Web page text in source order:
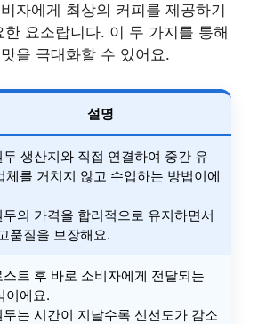
자에게 최상의 커피를 제공하기
요소랍니다. 이 두 가지를 통해
을 극대화할 수 있어요.
설명
두 생산지와 직접 연결하여 중간 유
체를 거치지 않고 수입하는 방법이에
두의 가격을 합리적으로 유지하면서
품질을 보장해요.
스트 후 바로 소비자에게 전달되는
이에요.
두는 시간이 지날수록 신선도가 감소